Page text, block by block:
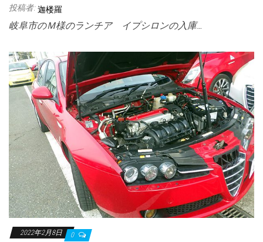
投稿者: 迦楼羅
岐阜市のＭ様のランチア イプシロンの入庫…
2022年2月8日 0